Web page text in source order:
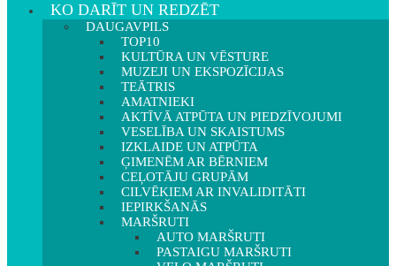
KO DARĪT UN REDZĒT
DAUGAVPILS
TOP10
KULTŪRA UN VĒSTURE
MUZEJI UN EKSPOZĪCIJAS
TEĀTRIS
AMATNIEKI
AKTĪVĀ ATPŪTA UN PIEDZĪVOJUMI
VESELĪBA UN SKAISTUMS
IZKLAIDE UN ATPŪTA
ĢIMENĒM AR BĒRNIEM
CEĻOTĀJU GRUPĀM
CILVĒKIEM AR INVALIDITĀTI
IEPIRKŠANĀS
MARŠRUTI
AUTO MARŠRUTI
PASTAIGU MARŠRUTI